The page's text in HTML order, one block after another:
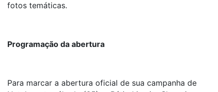
fotos temáticas.
Programação da abertura
Para marcar a abertura oficial de sua campanha de